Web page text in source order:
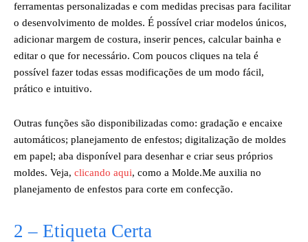
ferramentas personalizadas e com medidas precisas para facilitar
o desenvolvimento de moldes. É possível criar modelos únicos,
adicionar margem de costura, inserir pences, calcular bainha e
editar o que for necessário. Com poucos cliques na tela é
possível fazer todas essas modificações de um modo fácil,
prático e intuitivo.
Outras funções são disponibilizadas como: gradação e encaixe
automáticos; planejamento de enfestos; digitalização de moldes
em papel; aba disponível para desenhar e criar seus próprios
moldes. Veja, clicando aqui, como a Molde.Me auxilia no
planejamento de enfestos para corte em confecção.
2 – Etiqueta Certa